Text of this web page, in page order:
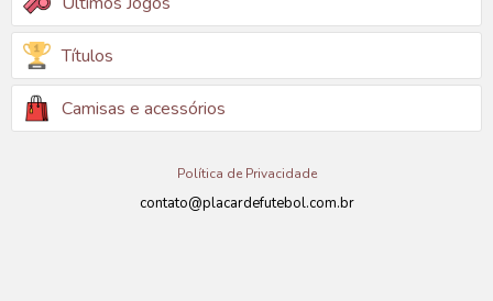
Títulos
Camisas e acessórios
Política de Privacidade
contato@placardefutebol.com.br